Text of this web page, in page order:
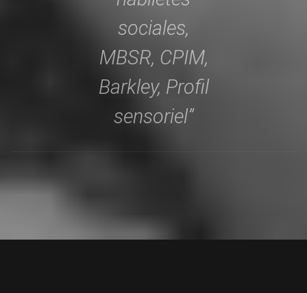
sociales,
MBSR, CPIM,
Barkley, Profil
sensoriel”